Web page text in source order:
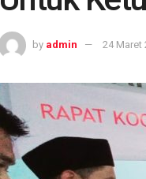
by admin 24 Maret